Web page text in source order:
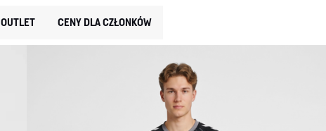
OUTLET CENY DLA CZŁONKÓW